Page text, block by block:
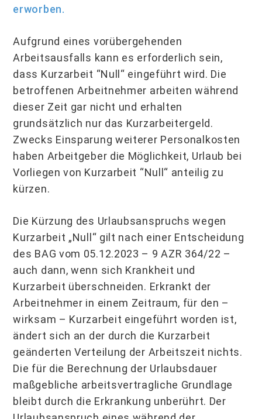
erworben.
Aufgrund eines vorübergehenden
Arbeitsausfalls kann es erforderlich sein,
dass Kurzarbeit “Null“ eingeführt wird. Die
betroffenen Arbeitnehmer arbeiten während
dieser Zeit gar nicht und erhalten
grundsätzlich nur das Kurzarbeitergeld.
Zwecks Einsparung weiterer Personalkosten
haben Arbeitgeber die Möglichkeit, Urlaub bei
Vorliegen von Kurzarbeit “Null“ anteilig zu
kürzen.
Die Kürzung des Urlaubsanspruchs wegen
Kurzarbeit „Null“ gilt nach einer Entscheidung
des BAG vom 05.12.2023 – 9 AZR 364/22 –
auch dann, wenn sich Krankheit und
Kurzarbeit überschneiden. Erkrankt der
Arbeitnehmer in einem Zeitraum, für den –
wirksam – Kurzarbeit eingeführt worden ist,
ändert sich an der durch die Kurzarbeit
geänderten Verteilung der Arbeitszeit nichts.
Die für die Berechnung der Urlaubsdauer
maßgebliche arbeitsvertragliche Grundlage
bleibt durch die Erkrankung unberührt. Der